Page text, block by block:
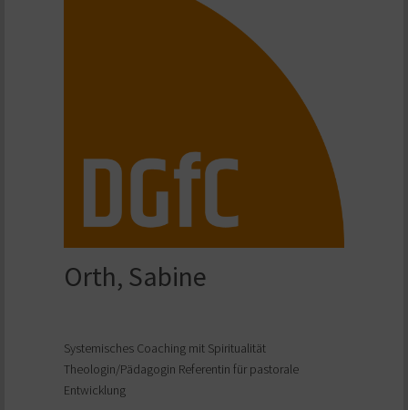
Orth, Sabine
Systemisches Coaching mit Spiritualität
Theologin/Pädagogin Referentin für pastorale
Entwicklung